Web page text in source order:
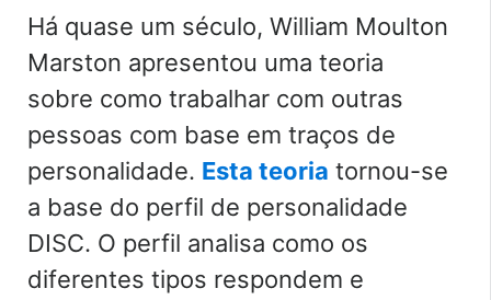
Há quase um século, William Moulton
Marston apresentou uma teoria
sobre como trabalhar com outras
pessoas com base em traços de
personalidade. Esta teoria tornou-se
a base do perfil de personalidade
DISC. O perfil analisa como os
diferentes tipos respondem e